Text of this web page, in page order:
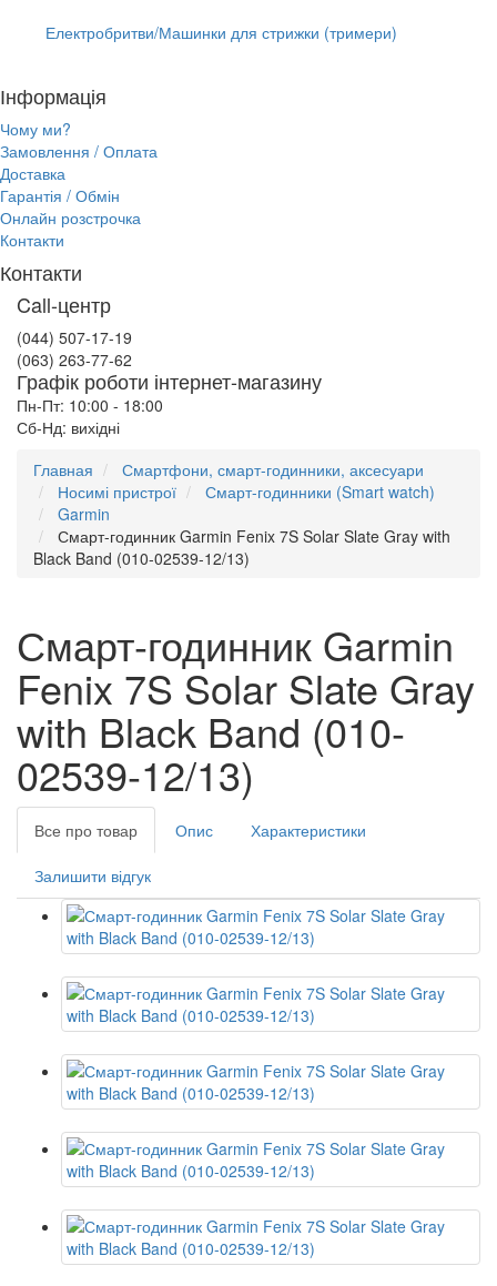
Електробритви/Машинки для стрижки (тримери)
Інформація
Чому ми?
Замовлення / Оплата
Доставка
Гарантія / Обмін
Онлайн розстрочка
Контакти
Контакти
Call-центр
(044) 507-17-19
(063) 263-77-62
Графік роботи інтернет-магазину
Пн-Пт: 10:00 - 18:00
Сб-Нд: вихідні
Главная
Смартфони, смарт-годинники, аксесуари
Носимі пристрої
Смарт-годинники (Smart watch)
Garmin
Смарт-годинник Garmin Fenix 7S Solar Slate Gray with
Black Band (010-02539-12/13)
Смарт-годинник Garmin
Fenix 7S Solar Slate Gray
with Black Band (010-
02539-12/13)
Все про товар Опис Характеристики
Залишити відгук